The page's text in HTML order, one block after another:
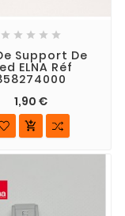
    
Support De
ELNA Réf
1,90 €
